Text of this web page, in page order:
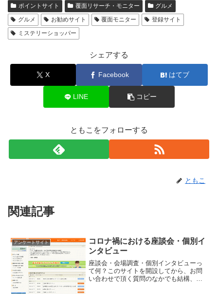
ポイントサイト 覆面リサーチ・モニター
グルメ
グルメ
お勧めサイト 覆面モニター
登録サイト
ミステリーショッパー
シェアする
X Facebook はてブ
LINE コピー
ともこをフォローする
ともこ
関連記事
アンケートサイト
コロナ禍における座談会・個別イ
ンタビュー
座談会・会場調査・個別インタビューっ
て何？このサイトを開設してから、お問
い合わせで頂く質問のなかでも結構、多